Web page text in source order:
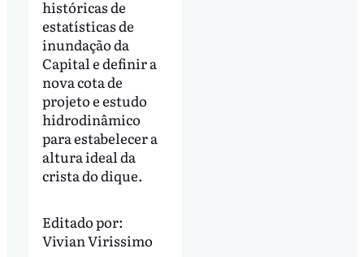
históricas de
estatísticas de
inundação da
Capital e definir a
nova cota de
projeto e estudo
hidrodinâmico
para estabelecer a
altura ideal da
crista do dique.
Editado por:
Vivian Virissimo